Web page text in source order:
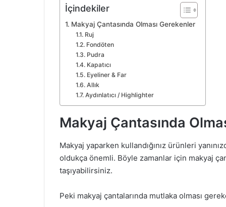
İçindekiler
Makyaj Çantasında Olması Gerekenler
Ruj
Fondöten
Pudra
Kapatıcı
Eyeliner & Far
Allık
Aydınlatıcı / Highlighter
Makyaj Çantasında
Makyaj yaparken kullandığınız ürünleri
oldukça önemli. Böyle zamanlar için makyaj
taşıyabilirsiniz.
Peki makyaj çantalarında mutlaka olması